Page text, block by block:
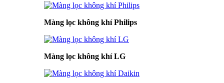
Màng lọc không khí Philips
Màng lọc không khí LG